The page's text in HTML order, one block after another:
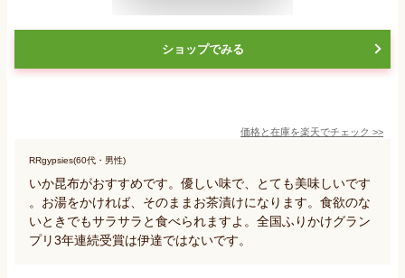
ショップでみる
価格と在庫を楽天でチェック >>
RRgypsies(60代・男性)
いか昆布がおすすめです。優しい味で、とても美味しいです
。お湯をかければ、そのままお茶漬けになります。食欲のな
いときでもサラサラと食べられますよ。全国ふりかけグラン
プリ3年連続受賞は伊達ではないです。